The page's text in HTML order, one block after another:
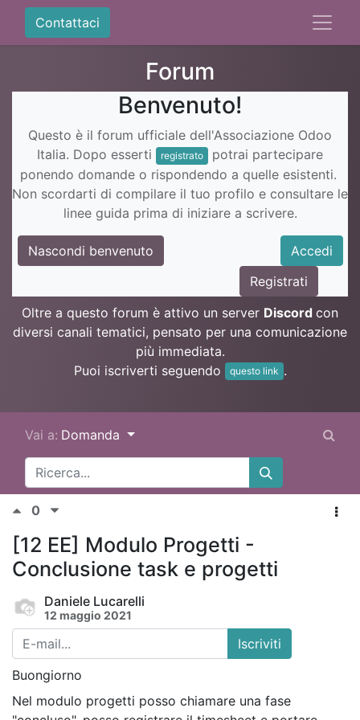
Contattaci
Forum
Benvenuto!
Questo è il forum ufficiale dell'Associazione Odoo
Italia. Dopo esserti
registrato
potrai partecipare
ponendo domande o rispondendo a quelle esistenti.
Non scordarti di compilare il tuo profilo e consultare le
linee guida prima di iniziare a scrivere.
Nascondi benvenuto
Accedi
Registrati
Oltre a questo forum è attivo un server Discord con
diversi canali tematici, pensato per una comunicazione
più immediata.
Puoi iscriverti seguendo
questo link .
Vai a: Domanda
0
[12 EE] Modulo Progetti -
Conclusione task e progetti
Daniele Lucarelli
12 maggio 2021
Iscriviti
Buongiorno
Nel modulo progetti posso chiamare una fase